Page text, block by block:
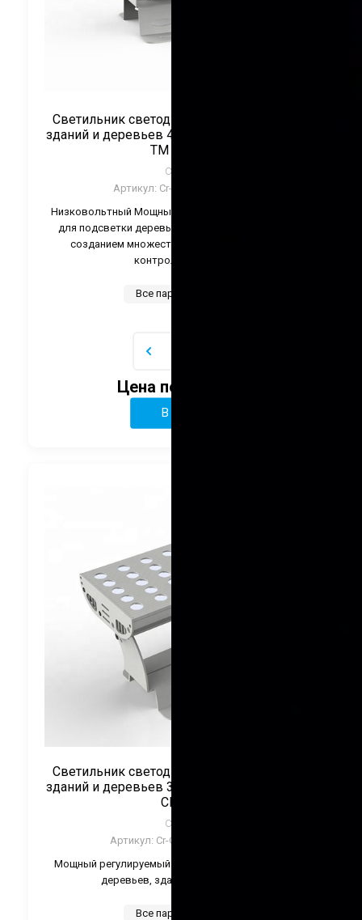
Светильник светодиодный для подсветки
зданий и деревьев 45Вт 24V RGB упр-е DMX
ТМ CRANE
CRANE
Артикул: Cr-CTL-TWZ45-RGB
Низковольтный Мощный регулируемый светильник
для подсветки деревьев, зданий и памятников. С
созданием множества эффектов благодаря
контроллеру DMX.
Все параметры
Цена по запросу
В корзину
Светильник светодиодный для подсветки
зданий и деревьев 36Вт 220V Монохром ТМ
CRANE
CRANE
Артикул: Cr-CTH-TWZ36-Color
Мощный регулируемый светильник для подсветки
деревьев, зданий и памятников.
Все параметры